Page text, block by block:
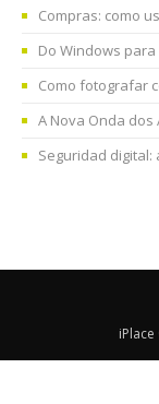
Compras: como
Do Windows
Como fotografar
A Nova Onda dos
Seguridad